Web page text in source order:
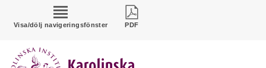
Visa/dölj navigeringsfönster PDF